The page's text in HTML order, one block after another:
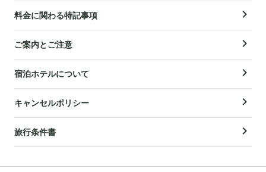
料金に関わる特記事項
ご案内とご注意
宿泊ホテルについて
キャンセルポリシー
旅行条件書